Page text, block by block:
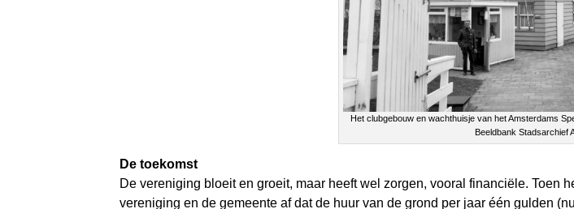
Het clubgebouw en wachthuisje van het Amsterdams
Beeldbank Stadsarchief
De toekomst
De vereniging bloeit en groeit, maar heeft wel zorgen, vooral financiële. Toen
vereniging en de gemeente af dat de huur van de grond per jaar één gulden